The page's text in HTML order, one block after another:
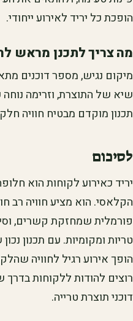
הופכת כל יריד לאירוע ייחודי.
מה צריך לתכנן מראש
מיקום נגיש, מספר דוכנים
שיא של התוצרת, וזרימה
תכנון מוקדם מבטיח חוויה
לסיכום
יריד כאירוע לקוחות הוא
הקלאסי. הוא מציע חוויה רב
פורמלית שמחזקת קשרים,
טריות ומקומיות. עם תכנון
הופך אירוע רגיל לחוויה
רוצים להודות ללקוחות
דוכני תוצרת טרייה.